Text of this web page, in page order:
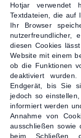
Hotjar verwendet
Textdateien, die auf
Ihr Browser
nutzerfreundlicher,
diesen Cookies
Website mit einem
ob die Funktionen
deaktiviert
Endgerät, bis Sie
jedoch so
informiert werden
Annahme von
ausschließen sowie
beim Schließen